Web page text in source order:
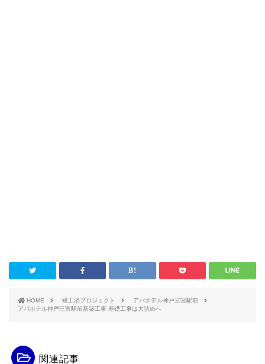
HOME 竣工済プロジェクト
アパホテル神戸三宮駅前
アパホテル神戸三宮駅前新築工事 基礎工事は大詰めへ
関連記事